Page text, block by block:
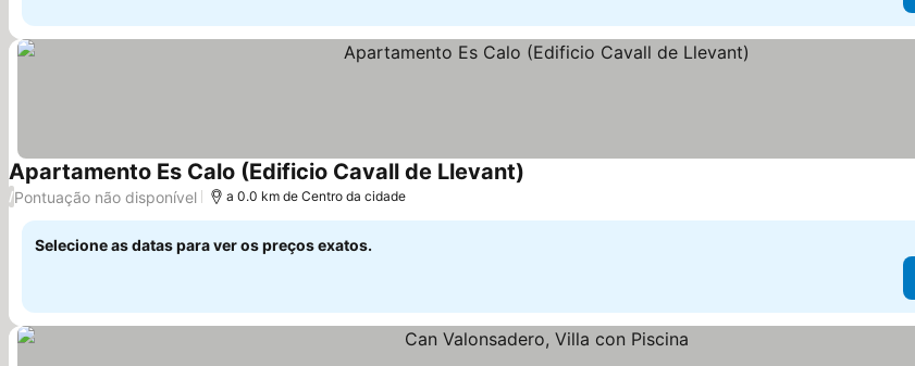
Apartamento Es Calo (Edificio Cavall de Llevant)
/Pontuação não disponível a 0.0 km de Centro da cidade
Selecione as datas para ver os preços exatos.